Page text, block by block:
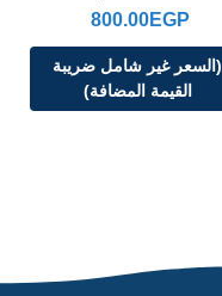
800.00EGP
(السعر غير شامل ضريبة
القيمة المضافة)